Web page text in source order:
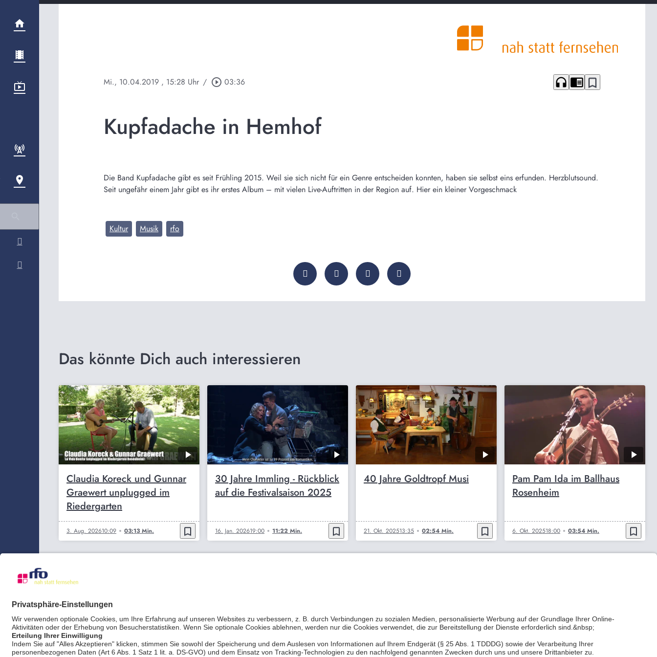
Mi., 10.04.2019 , 15:28 Uhr / play_circle_outline 03:36 headphones chrome_reader_mode bookmark_border
Kupfadache in Hemhof
Die Band Kupfadache gibt es seit Frühling 2015. Weil sie sich nicht für ein Genre entscheiden konnten, haben sie selbst eins erfunden. Herzblutsound.
Seit ungefähr einem Jahr gibt es ihr erstes Album – mit vielen Live-Auftritten in der Region auf. Hier ein kleiner Vorgeschmack
Kultur Musik rfo
Das könnte Dich auch interessieren
Claudia Koreck und Gunnar
Graewert unplugged im
Riedergarten
3. Aug. 202610:09 03:13 Min. bookmark_border
30 Jahre Immling - Rückblick
auf die Festivalsaison 2025
16. Jan. 202619:00 11:22 Min. bookmark_border
40 Jahre Goldtropf Musi
21. Okt. 202513:35 02:54 Min. bookmark_border
Pam Pam Ida im Ballhaus
Rosenheim
6. Okt. 202518:00 03:54 Min. bookmark_border